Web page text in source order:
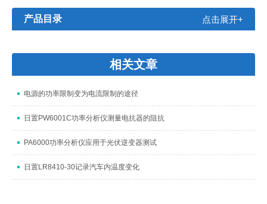
产品目录 点击展开+
相关文章
电源的功率限制变为电流限制的途径
日置PW6001C功率分析仪测量电抗器的阻抗
PA6000功率分析仪应用于光伏逆变器测试
日置LR8410-30记录汽车内温度变化